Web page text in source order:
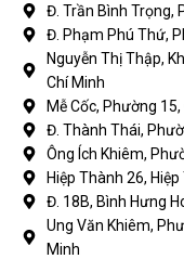
Đ. Trần Bình Trọng,
Đ. Phạm Phú Thứ,
Nguyễn Thị Thập,
Chí Minh
Mễ Cốc, Phường
Đ. Thành Thái,
Ông Ích Khiêm,
Hiệp Thành 26,
Đ. 18B, Bình Hưng
Ung Văn Khiêm,
Minh